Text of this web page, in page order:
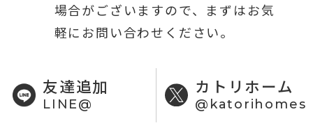
場合がございますので、まずはお気
軽にお問い合わせください。
友達追加
LINE@
カトリホーム
@katorihomes